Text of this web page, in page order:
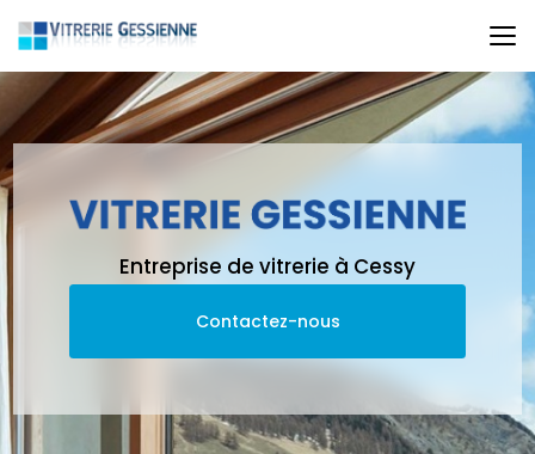
au
contenu
principal
Entreprise de vitrerie à Cessy
Contactez-nous